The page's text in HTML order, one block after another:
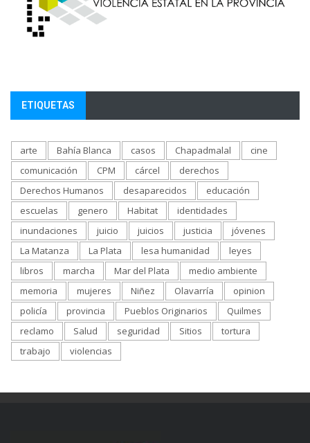
ETIQUETAS
arte Bahía Blanca casos Chapadmalal
cine
comunicación
CPM cárcel
derechos
Derechos Humanos
desaparecidos
educación
escuelas
genero Habitat
identidades
inundaciones
juicio juicios justicia
jóvenes
La Matanza
La Plata lesa humanidad
leyes
libros
marcha Mar del Plata
medio ambiente
memoria
mujeres Niñez Olavarría
opinion
policía
provincia Pueblos Originarios
Quilmes
reclamo
Salud seguridad Sitios
tortura
trabajo
violencias